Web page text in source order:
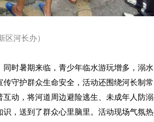
河长办）
时暑期来临，青少年临水游玩增多，溺水
守护群众生命安全，活动还围绕河长制常
动，将河道周边避险逃生、未成年人防溺
，送到了群众心里脑里。活动现场气氛热